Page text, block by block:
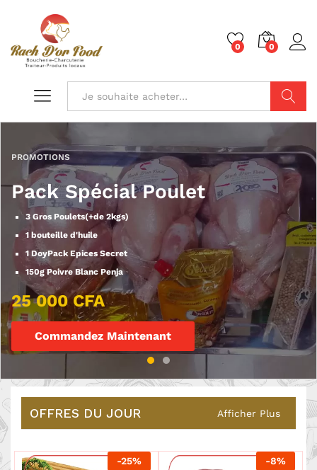
0 0
Chercher
PROMOTIONS
Pack Spécial Poulet
3 Gros Poulets(+de 2kgs)
1 bouteille d'huile
1 DoyPack Epices Secret
150g Poivre Blanc Penja
25 000 CFA
Commandez Maintenant
OFFRES DU JOUR Afficher Plus
-25% -8%